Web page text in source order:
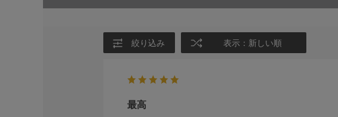
絞り込み 表示：新しい順
最高